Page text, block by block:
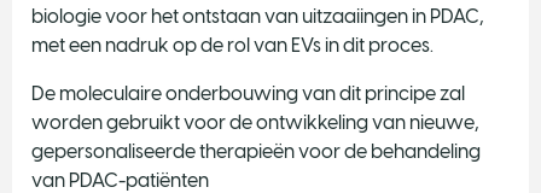
biologie voor het ontstaan van uitzaaiingen in PDAC,
met een nadruk op de rol van EVs in dit proces.
De moleculaire onderbouwing van dit principe zal
worden gebruikt voor de ontwikkeling van nieuwe,
gepersonaliseerde therapieën voor de behandeling
van PDAC-patiënten